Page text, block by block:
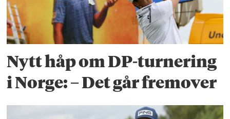
Nytt håp om DP-turnering
i Norge: – Det går fremover